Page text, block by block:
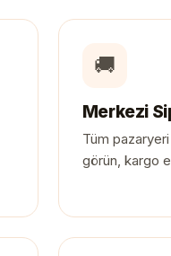
🚚
Merkezi
Tüm
görün, kargo